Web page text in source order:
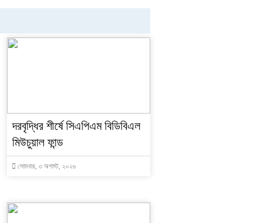
দরবৃদ্ধির শীর্ষে সিএপিএম বিডিবিএল
মিউচুয়াল ফান্ড
সোমবার, ৩ অগাস্ট, ২০২৬